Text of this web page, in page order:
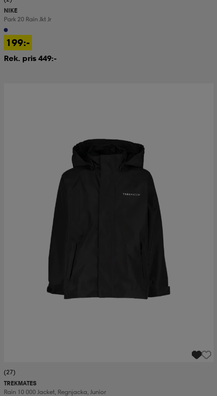
NIKE
Park 20 Rain Jkt Jr
199:-
Rek. pris 449:-
(27)
TREKMATES
Rain 10 000 Jacket, Regnjacka, Junior